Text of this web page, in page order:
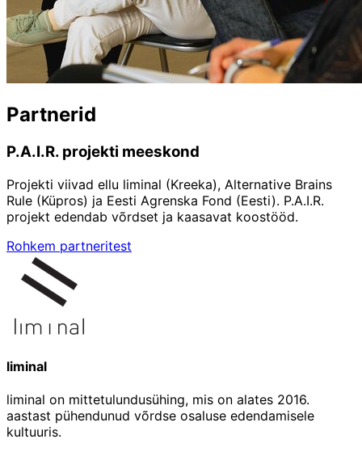
Partnerid
P.A.I.R. projekti meeskond
Projekti viivad ellu liminal (Kreeka), Alternative Brains
Rule (Küpros) ja Eesti Agrenska Fond (Eesti). P.A.I.R.
projekt edendab võrdset ja kaasavat koostööd.
Rohkem partneritest
liminal
liminal on mittetulundusühing, mis on alates 2016.
aastast pühendunud võrdse osaluse edendamisele
kultuuris.